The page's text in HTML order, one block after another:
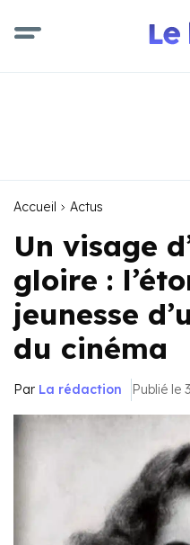
Accueil Actus
Un visage
gloire :
jeunesse
du cinéma
Par La rédaction Publié le